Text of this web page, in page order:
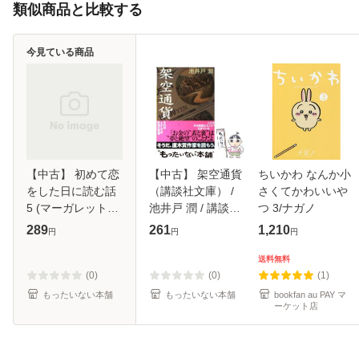
類似商品と比較する
【中古】 初めて恋
をした日に読む話
5 (マーガレットコ
ミックス) / 持田あ
無料】
289円
(0)
もったいない本舗
今見ている商品
【中古】 架空通貨
（講談社文庫） /
池井戸 潤 / 講談社
[文庫]【メール便送
261円
(0)
もったいない本舗
ちいかわ なんか小
さくてかわいいや
つ 3/ナガノ
1,210円
送料無料
(1)
bookfan au PAY マ
ーケット店